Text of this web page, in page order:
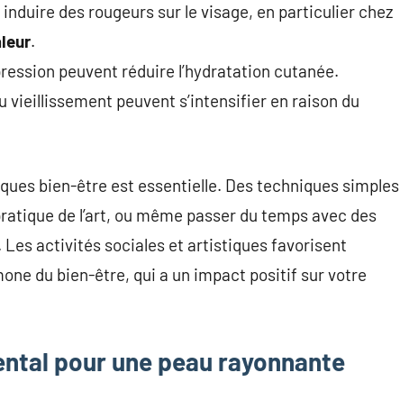
des rougeurs sur le visage, en particulier chez
.
peuvent réduire l’hydratation cutanée.
vieillissement peuvent s’intensifier en raison du
bien-être est essentielle. Des techniques simples
de l’art, ou même passer du temps avec des
Les activités sociales et artistiques favorisent
du bien-être, qui a un impact positif sur votre
pour une peau rayonnante